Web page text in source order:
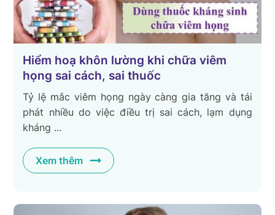
Hiểm hoạ khôn lường khi chữa viêm
họng sai cách, sai thuốc
Tỷ lệ mắc viêm họng ngày càng gia tăng và tái
phát nhiều do việc điều trị sai cách, lạm dụng
kháng ...
Xem thêm